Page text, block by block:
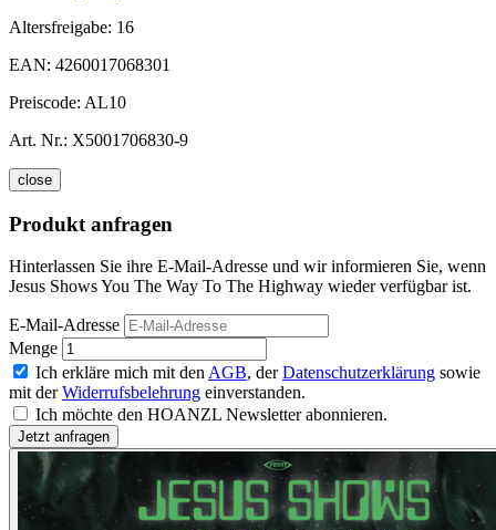
Altersfreigabe: 16
EAN: 4260017068301
Preiscode: AL10
Art. Nr.: X5001706830-9
close
Produkt anfragen
Hinterlassen Sie ihre E-Mail-Adresse und wir informieren Sie, wenn
Jesus Shows You The Way To The Highway wieder verfügbar ist.
E-Mail-Adresse
Menge
Ich erkläre mich mit den AGB, derDatenschutzerklärung sowie
mit derWiderrufsbelehrung einverstanden.
Ich möchte den HOANZL Newsletter abonnieren.